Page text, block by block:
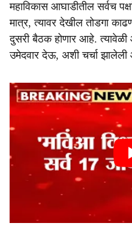
महाविकास आघाडीतील सर्वच
मात्र, त्यावर देखील तोडगा
दुसरी बैठक होणार आहे.
उमेदवार देऊ, अशी चर्चा